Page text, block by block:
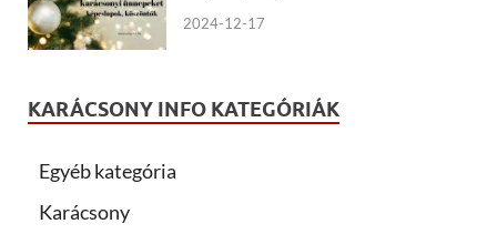
2024-12-17
KARÁCSONY INFO KATEGÓRIÁK
Egyéb kategória
Karácsony